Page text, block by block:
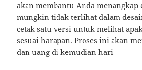
akan membantu Anda menangkap
mungkin tidak terlihat dalam
cetak satu versi untuk melihat
sesuai harapan. Proses ini akan
dan uang di kemudian hari.